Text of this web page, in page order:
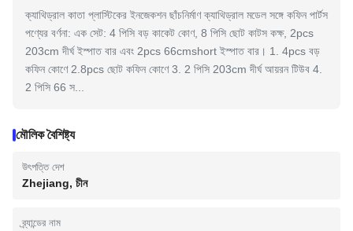
ক্যাথিড্রাল কাতা প্লাস্টিকের ইনজেকশন ছাঁচনির্মাণ ক্যাথিড্রাল মডেল সঙ্গে কফিন পার্টস
পণ্যের বর্ণনা: এক সেট: 4 পিসি বড় কাকেট কোণ, 8 পিসি ছোট কাটস কক্ষ, 2pcs
203cm দীর্ঘ ইস্পাত বার এবং 2pcs 66cmshort ইস্পাত বার। 1. 4pcs বড়
কফিন কোণে 2.8pcs ছোট কফিন কোণে 3. 2 পিসি 203cm দীর্ঘ আয়রন টিউব 4.
2 পিসি 66 স...
মৌলিক বৈশিষ্ট্য
উৎপত্তি দেশ
Zhejiang, চীন
ব্র্যান্ডের নাম